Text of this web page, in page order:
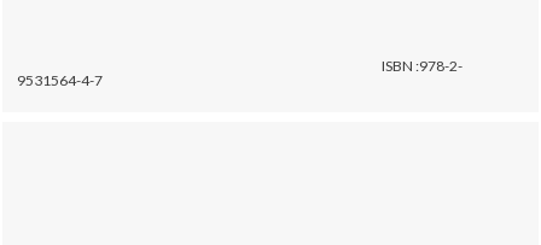
ISBN :978-2-
9531564-4-7